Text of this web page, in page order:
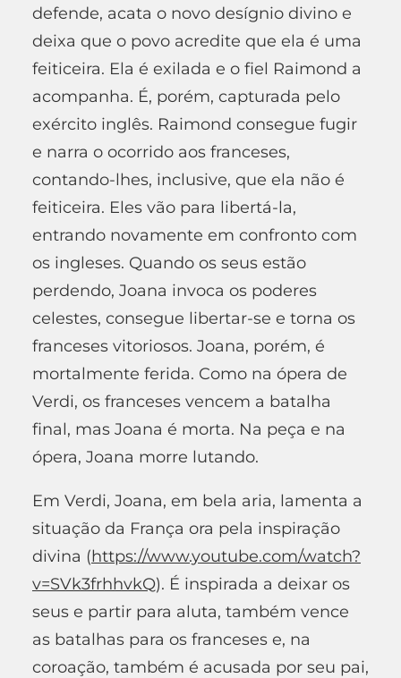
defende, acata o novo desígnio divino e
deixa que o povo acredite que ela é uma
feiticeira. Ela é exilada e o fiel Raimond a
acompanha. É, porém, capturada pelo
exército inglês. Raimond consegue fugir
e narra o ocorrido aos franceses,
contando-lhes, inclusive, que ela não é
feiticeira. Eles vão para libertá-la,
entrando novamente em confronto com
os ingleses. Quando os seus estão
perdendo, Joana invoca os poderes
celestes, consegue libertar-se e torna os
franceses vitoriosos. Joana, porém, é
mortalmente ferida. Como na ópera de
Verdi, os franceses vencem a batalha
final, mas Joana é morta. Na peça e na
ópera, Joana morre lutando.
Em Verdi, Joana, em bela aria, lamenta a
situação da França ora pela inspiração
divina (https://www.youtube.com/watch?
v=SVk3frhhvkQ). É inspirada a deixar os
seus e partir para aluta, também vence
as batalhas para os franceses e, na
coroação, também é acusada por seu pai,